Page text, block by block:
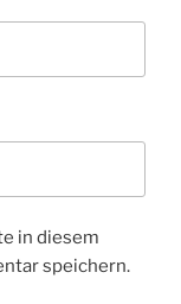
in diesem
speichern.